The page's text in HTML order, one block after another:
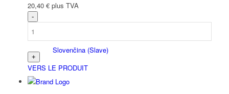
Slovenčina(Slave)
20,40 € plus TVA
VERS LE PRODUIT